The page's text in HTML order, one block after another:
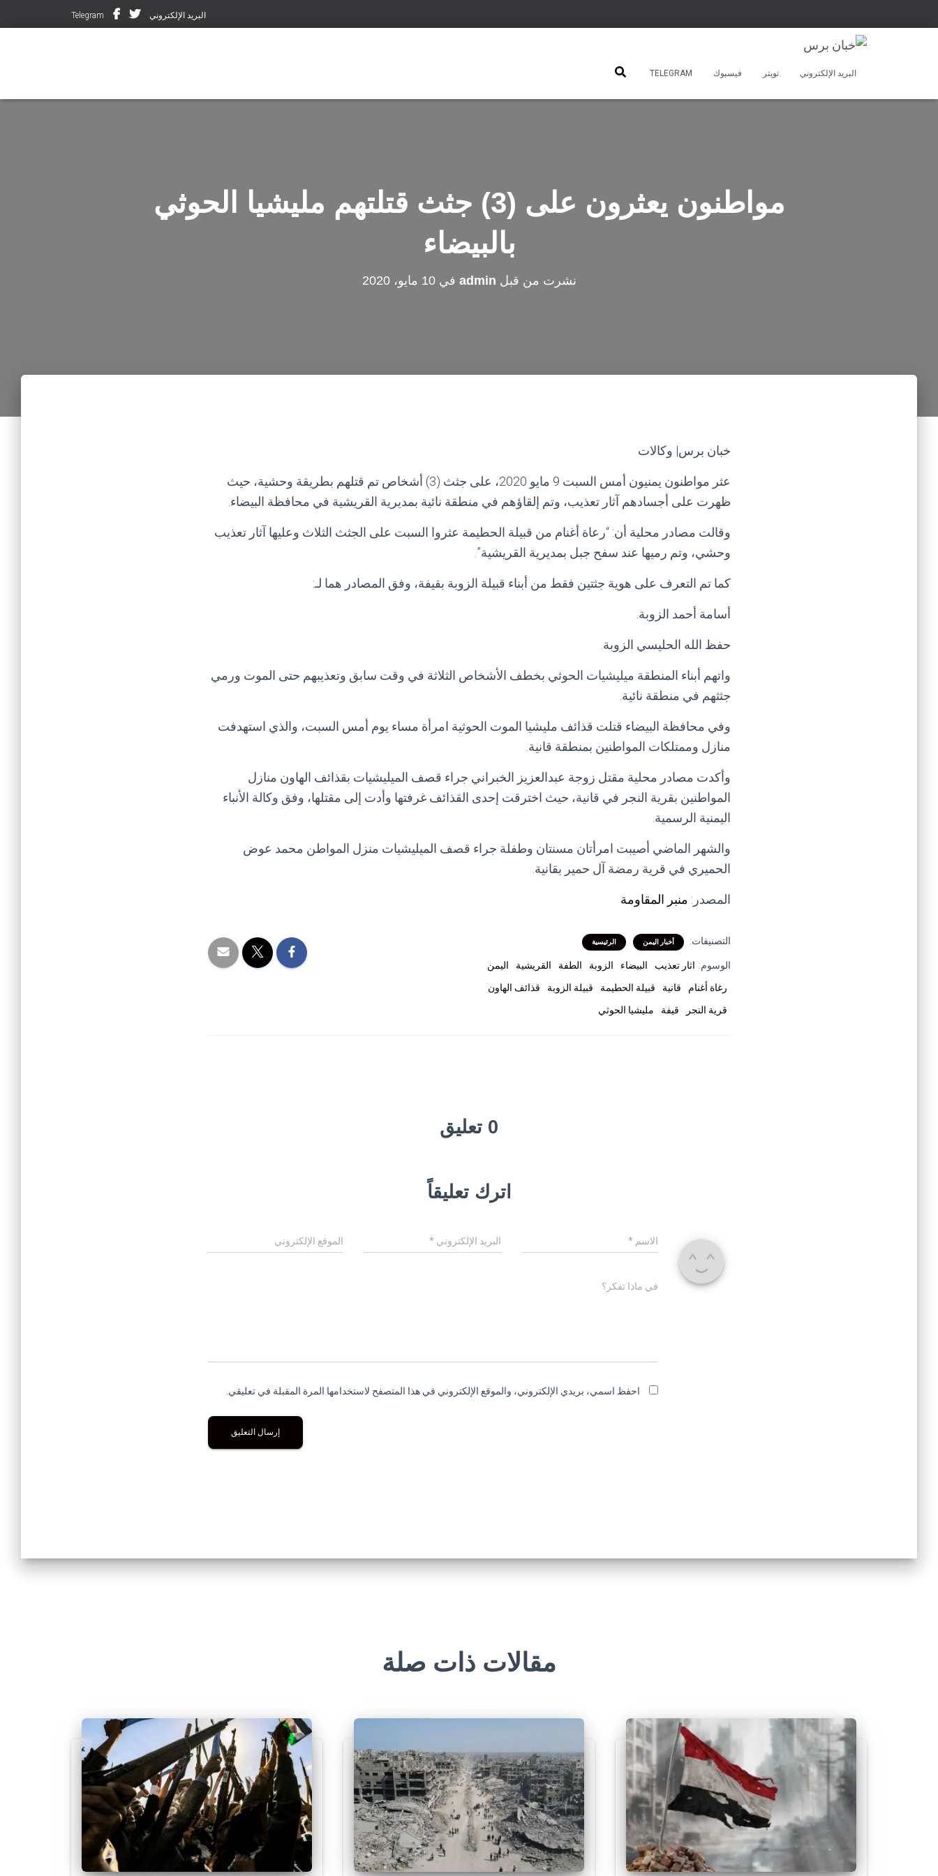
البريد الإلكتروني Telegram
البريد الإلكتروني تويتر فيسبوك TELEGRAM
مواطنون يعثرون على (3) جثث قتلتهم مليشيا الحوثي
بالبيضاء
نشرت من قبل admin في10 مايو، 2020
خبان برس| وكالات
عثر مواطنون يمنيون أمس السبت 9 مايو 2020، على جثث (3) أشخاص تم قتلهم بطريقة وحشية، حيث
ظهرت على أجسادهم آثار تعذيب، وتم إلقاؤهم في منطقة نائية بمديرية القريشية في محافظة البيضاء.
وقالت مصادر محلية أن: “رعاة أغنام من قبيلة الحطيمة عثروا السبت على الجثث الثلاث وعليها آثار تعذيب
وحشي، وتم رميها عند سفح جبل بمديرية القريشية”.
كما تم التعرف على هوية جثتين فقط من أبناء قبيلة الزوبة بقيفة، وفق المصادر هما لـ:
أسامة أحمد الزوبة.
حفظ الله الحليسي الزوبة.
واتهم أبناء المنطقة ميليشيات الحوثي بخطف الأشخاص الثلاثة في وقت سابق وتعذيبهم حتى الموت ورمي
جثثهم في منطقة نائية.
وفي محافظة البيضاء قتلت قذائف مليشيا الموت الحوثية امرأة مساء يوم أمس السبت، والذي استهدفت
منازل وممتلكات المواطنين بمنطقة قانية.
وأكدت مصادر محلية مقتل زوجة عبدالعزيز الخبراني جراء قصف الميليشيات بقذائف الهاون منازل
المواطنين بقرية النجر في قانية، حيث اخترقت إحدى القذائف غرفتها وأدت إلى مقتلها، وفق وكالة الأنباء
اليمنية الرسمية.
والشهر الماضي أصيبت امرأتان مسنتان وطفلة جراء قصف الميليشيات منزل المواطن محمد عوض
الحميري في قرية رمضة آل حمير بقانية.
المصدر: منبر المقاومة
التصنيفات: أخبار اليمن الرئيسية
الوسوم: اثار تعذيب البيضاء الزوبة الطفة القريشية
اليمن
رغاة أغنام
قانية قبيلة الحطيمة قبيلة الزوبة
قذائف الهاون
قرية النجر
قيفة مليشيا الحوثي
0 تعليق
اترك تعليقاً
الاسم * البريد الإلكتروني * الموقع الإلكتروني
في ماذا تفكر؟
احفظ اسمي، بريدي الإلكتروني، والموقع الإلكتروني في هذا المتصفح لاستخدامها المرة المقبلة في تعليقي.
مقالات ذات صلة